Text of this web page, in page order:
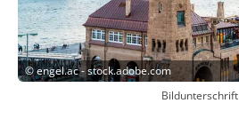
©engel.ac - stock.adobe.com
Bildunterschrift